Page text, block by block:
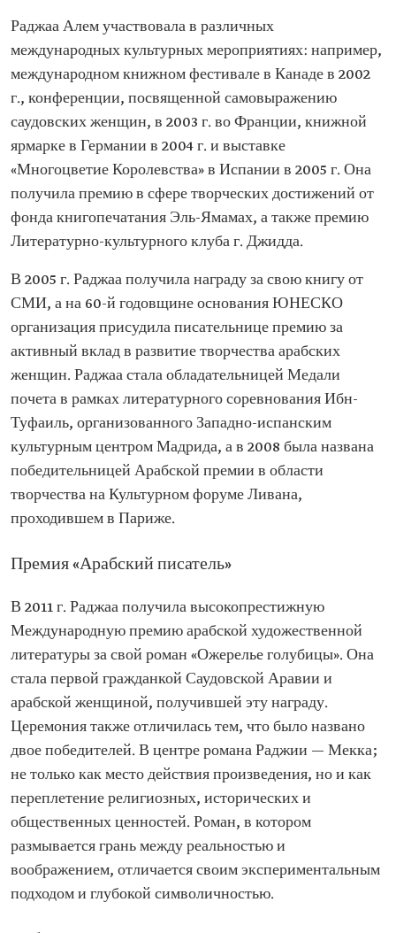
Раджаа Алем участвовала в различных
международных культурных мероприятиях: например,
международном книжном фестивале в Канаде в 2002
г., конференции, посвященной самовыражению
саудовских женщин, в 2003 г. во Франции, книжной
ярмарке в Германии в 2004 г. и выставке
«Многоцветие Королевства» в Испании в 2005 г. Она
получила премию в сфере творческих достижений от
фонда книгопечатания Эль-Ямамах, а также премию
Литературно-культурного клуба г. Джидда.
В 2005 г. Раджаа получила награду за свою книгу от
СМИ, а на 60-й годовщине основания ЮНЕСКО
организация присудила писательнице премию за
активный вклад в развитие творчества арабских
женщин. Раджаа стала обладательницей Медали
почета в рамках литературного соревнования Ибн-
Туфаиль, организованного Западно-испанским
культурным центром Мадрида, а в 2008 была названа
победительницей Арабской премии в области
творчества на Культурном форуме Ливана,
проходившем в Париже.
Премия «Арабский писатель»
В 2011 г. Раджаа получила высокопрестижную
Международную премию арабской художественной
литературы за свой роман «Ожерелье голубицы». Она
стала первой гражданкой Саудовской Аравии и
арабской женщиной, получившей эту награду.
Церемония также отличилась тем, что было названо
двое победителей. В центре романа Раджии — Мекка;
не только как место действия произведения, но и как
переплетение религиозных, исторических и
общественных ценностей. Роман, в котором
размывается грань между реальностью и
воображением, отличается своим экспериментальным
подходом и глубокой символичностью.